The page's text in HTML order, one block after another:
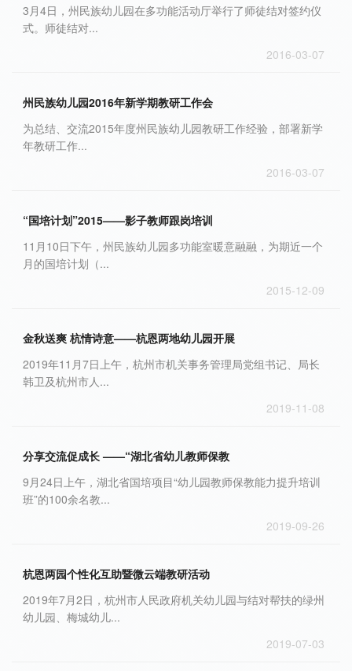
3月4日，州民族幼儿园在多功能活动厅举行了师徒结对签约仪
式。师徒结对...
2016-03-07
州民族幼儿园2016年新学期教研工作会
为总结、交流2015年度州民族幼儿园教研工作经验，部署新学
年教研工作...
2016-03-07
“国培计划”2015——影子教师跟岗培训
11月10日下午，州民族幼儿园多功能室暖意融融，为期近一个
月的国培计划（...
2015-12-09
金秋送爽 杭情诗意——杭恩两地幼儿园开展
2019年11月7日上午，杭州市机关事务管理局党组书记、局长
韩卫及杭州市人...
2019-11-08
分享交流促成长 ——“湖北省幼儿教师保教
9月24日上午，湖北省国培项目“幼儿园教师保教能力提升培训
班”的100余名教...
2019-09-26
杭恩两园个性化互助暨微云端教研活动
2019年7月2日，杭州市人民政府机关幼儿园与结对帮扶的绿州
幼儿园、梅城幼儿...
2019-07-03